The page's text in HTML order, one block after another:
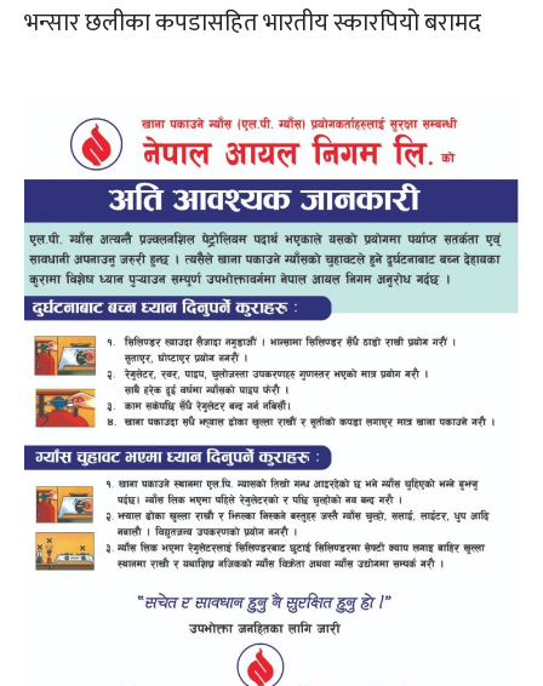
भन्सार छलीका कपडासहित भारतीय स्कारपियो बरामद